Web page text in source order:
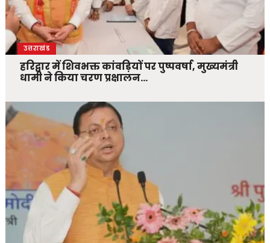
उत्तराखंड
हरिद्वार में शिवभक्त कांवड़ियों पर पुष्पवर्षा, मुख्यमंत्री
धामी ने किया चरण प्रक्षालन…